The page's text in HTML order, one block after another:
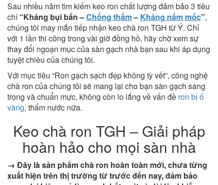
Sau nhiều năm tìm kiếm keo ron chất lượng đảm bảo 3 tiêu
chí“Kháng bụi bẩn –Chống thấm– Kháng nấm mốc”,
chúng tôi may mắn tiếp nhận keo chà ron TGH từ Ý. Chỉ
với 1 lần thi công trong vài giờ đồng hồ, hãy chờ xem sự
thay đổi ngoạn mục của sàn gạch nhà bạn sau khi áp dụng
tuyệt chiêu của chúng tôi.
Với mục tiêu “Ron gạch sạch đẹp không tỳ vết”, công nghệ
chà ron của chúng tôi sẽ mang lại cho bạn sàn gạch sang
trọng và chuẩn mực, không còn lo lắng về vấn đề ron bị ố
vàng, thấm nước nữa.
Keo chà ron TGH – Giải pháp
hoàn hảo cho mọi sàn nhà
→ Đây là sản phẩm chà ron hoàn toàn mới, chưa từng
xuất hiện trên thị trường từ trước đến nay, đảm bảo